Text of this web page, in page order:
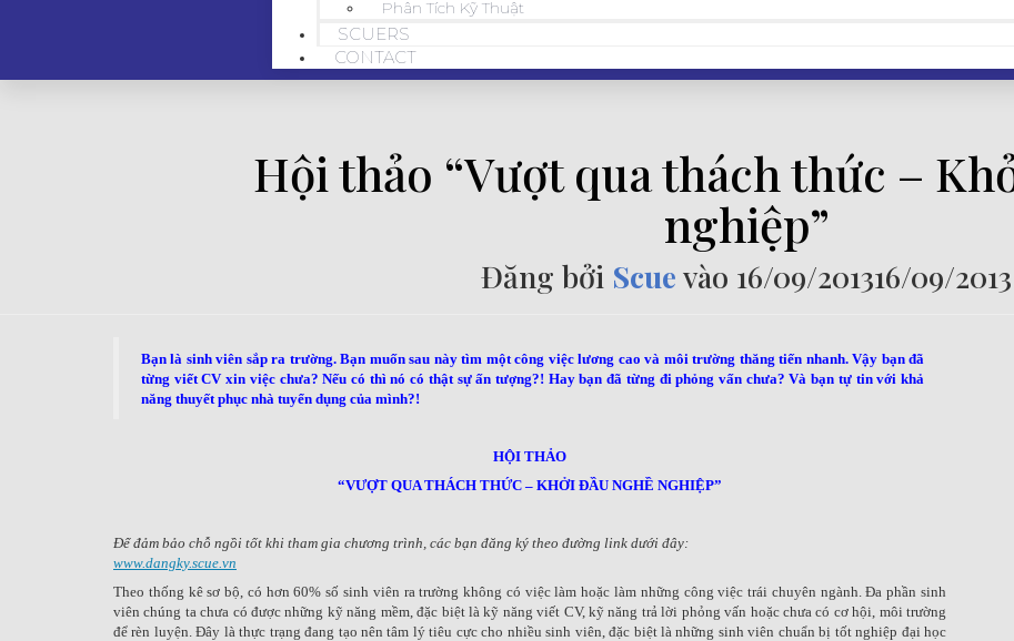
Phân Tích Kỹ Thuật
SCUERS
CONTACT
Hội thảo “Vượt qua thách thức –
nghiệp”
Đăng bởi Scuevào 16/09/201316/09/2013
Bạn là sinh viên sắp ra trường. Bạn muốn sau này tìm một công việc lương cao và môi trường thăng tiến nhanh. Vậy bạn đã
từng viết CV xin việc chưa? Nếu có thì nó có thật sự ấn tượng?! Hay bạn đã từng đi phỏng vấn chưa? Và bạn tự tin với khả
năng thuyết phục nhà tuyển dụng của mình?!
HỘI THẢO
“VƯỢT QUA THÁCH THỨC – KHỞI ĐẦU NGHỀ NGHIỆP”
Để đảm bảo chỗ ngồi tốt khi tham gia chương trình, các bạn đăng ký theo đường link dưới đây:
www.dangky.scue.vn
Theo thống kê sơ bộ, có hơn 60% số sinh viên ra trường không có việc làm hoặc làm những công việc trái chuyên ngành. Đa phần sinh
viên chúng ta chưa có được những kỹ năng mềm, đặc biệt là kỹ năng viết CV, kỹ năng trả lời phỏng vấn hoặc chưa có cơ hội, môi trường
để rèn luyện. Đây là thực trạng đang tạo nên tâm lý tiêu cực cho nhiều sinh viên, đặc biệt là những sinh viên chuẩn bị tốt nghiệp đại học